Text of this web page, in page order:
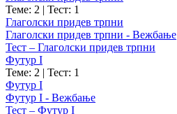
Теме: 2 | Тест: 1
Глаголски придев трпни
Глаголски придев трпни - Вежбање
Тест – Глаголски придев трпни
Футур I
Теме: 2 | Тест: 1
Футур I
Футур I - Вежбање
Тест – Футур I